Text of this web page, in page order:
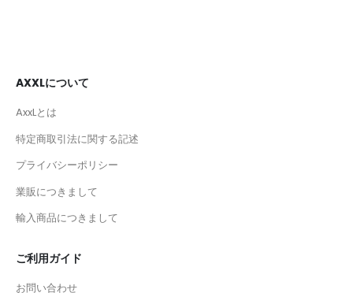
AXXLについて
AxxLとは
特定商取引法に関する記述
プライバシーポリシー
業販につきまして
輸入商品につきまして
ご利用ガイド
お問い合わせ